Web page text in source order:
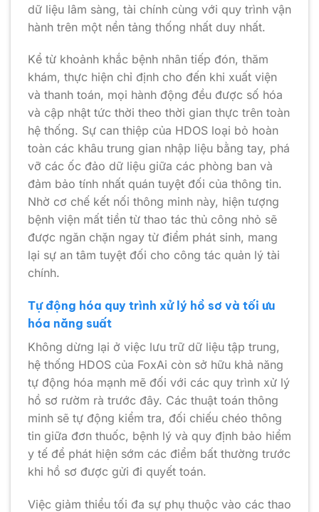
dữ liệu lâm sàng, tài chính cùng với quy trình vận
hành trên một nền tảng thống nhất duy nhất.
Kể từ khoảnh khắc bệnh nhân tiếp đón, thăm
khám, thực hiện chỉ định cho đến khi xuất viện
và thanh toán, mọi hành động đều được số hóa
và cập nhật tức thời theo thời gian thực trên toàn
hệ thống. Sự can thiệp của HDOS loại bỏ hoàn
toàn các khâu trung gian nhập liệu bằng tay, phá
vỡ các ốc đảo dữ liệu giữa các phòng ban và
đảm bảo tính nhất quán tuyệt đối của thông tin.
Nhờ cơ chế kết nối thông minh này, hiện tượng
bệnh viện mất tiền từ thao tác thủ công nhỏ sẽ
được ngăn chặn ngay từ điểm phát sinh, mang
lại sự an tâm tuyệt đối cho công tác quản lý tài
chính.
Tự động hóa quy trình xử lý hồ sơ và tối ưu
hóa năng suất
Không dừng lại ở việc lưu trữ dữ liệu tập trung,
hệ thống HDOS của FoxAi còn sở hữu khả năng
tự động hóa mạnh mẽ đối với các quy trình xử lý
hồ sơ rườm rà trước đây. Các thuật toán thông
minh sẽ tự động kiểm tra, đối chiếu chéo thông
tin giữa đơn thuốc, bệnh lý và quy định bảo hiểm
y tế để phát hiện sớm các điểm bất thường trước
khi hồ sơ được gửi đi quyết toán.
Việc giảm thiểu tối đa sự phụ thuộc vào các thao